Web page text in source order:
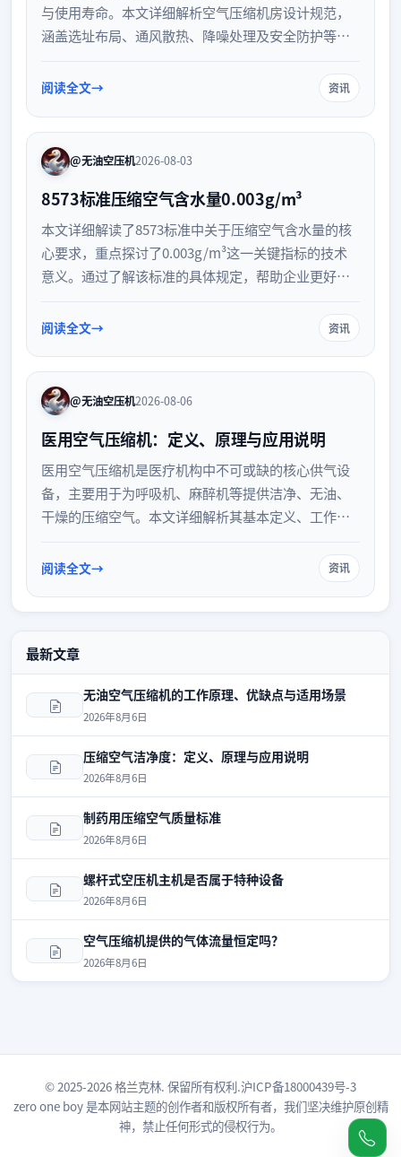
与使用寿命。本文详细解析空气压缩机房设计规范，
涵盖选址布局、通风散热、降噪处理及安全防护等核
程机房环境。
阅读全文 资讯
@无油空压机2026-08-03
8573标准压缩空气含水量0.003g/m³
本文详细解读了8573标准中关于压缩空气含水量的核
心要求，重点探讨了0.003g/m³这一关键指标的技术
意义。通过了解该标准的具体规定，帮助企业更好地
使用寿命，提升整体生产效率与安全性。
阅读全文 资讯
@无油空压机2026-08-06
医用空气压缩机：定义、原理与应用说明
医用空气压缩机是医疗机构中不可或缺的核心供气设
备，主要用于为呼吸机、麻醉机等提供洁净、无油、
干燥的压缩空气。本文详细解析其基本定义、工作原
在保障医疗安全与提升诊疗效率方面的重要作用。
阅读全文 资讯
最新文章
无油空气压缩机的工作原理、优缺点与适用场景
2026年8月6日
压缩空气洁净度：定义、原理与应用说明
2026年8月6日
制药用压缩空气质量标准
2026年8月6日
螺杆式空压机主机是否属于特种设备
2026年8月6日
空气压缩机提供的气体流量恒定吗？
2026年8月6日
© 2025-2026 格兰克林. 保留所有权利.沪ICP备18000439号-3
zero one boy是本网站主题的创作者和版权所有者，我们坚决维护原创精
神，禁止任何形式的侵权行为。